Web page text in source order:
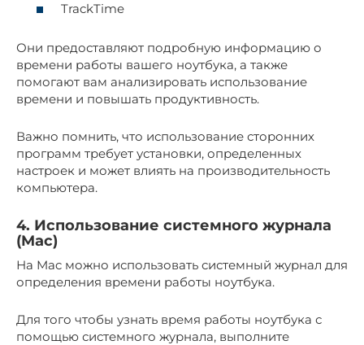
TrackTime
Они предоставляют подробную информацию о
времени работы вашего ноутбука, а также
помогают вам анализировать использование
времени и повышать продуктивность.​
Важно помнить, что использование сторонних
программ требует установки, определенных
настроек и может влиять на производительность
компьютера.​
4.​ Использование системного журнала
(Mac)
На Mac можно использовать системный журнал для
определения времени работы ноутбука.​
Для того чтобы узнать время работы ноутбука с
помощью системного жyрнала, выполните